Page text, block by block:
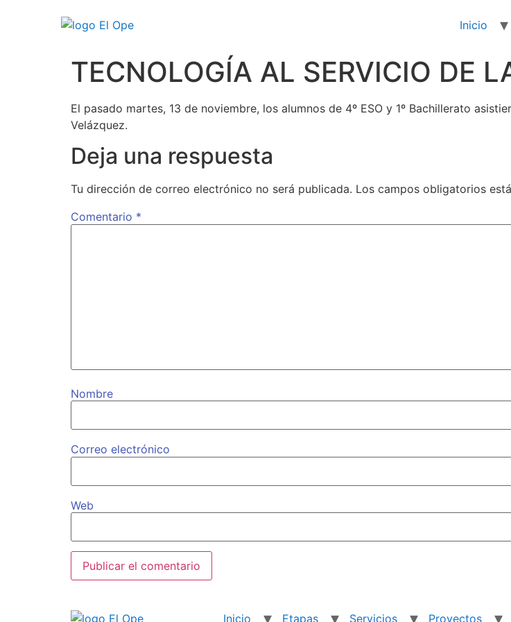
Inicio
TECNOLOGÍA AL SERVICIO DE
El pasado martes, 13 de noviembre, los alumnos de 4º ESO y 1º Bachillerato
Velázquez.
Deja una respuesta
Tu dirección de correo electrónico no será publicada. Los campos obligatorios
Comentario *
Nombre
Correo electrónico
Web
Inicio Etapas Servicios Proyectos